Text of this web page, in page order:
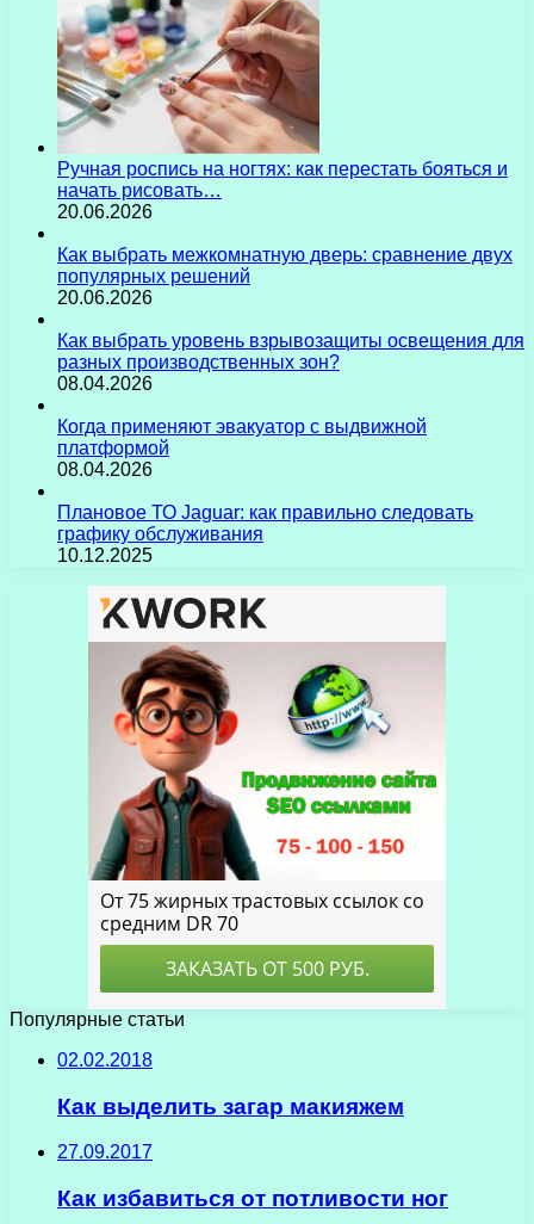
Ручная роспись на ногтях: как перестать бояться и
начать рисовать…
20.06.2026
Как выбрать межкомнатную дверь: сравнение двух
популярных решений
20.06.2026
Как выбрать уровень взрывозащиты освещения для
разных производственных зон?
08.04.2026
Когда применяют эвакуатор с выдвижной
платформой
08.04.2026
Плановое ТО Jaguar: как правильно следовать
графику обслуживания
10.12.2025
Популярные статьи
02.02.2018
Как выделить загар макияжем
27.09.2017
Как избавиться от потливости ног